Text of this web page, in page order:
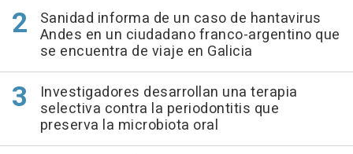
Sanidad informa de un caso de hantavirus
Andes en un ciudadano franco-argentino que
se encuentra de viaje en Galicia
Investigadores desarrollan una terapia
selectiva contra la periodontitis que
preserva la microbiota oral